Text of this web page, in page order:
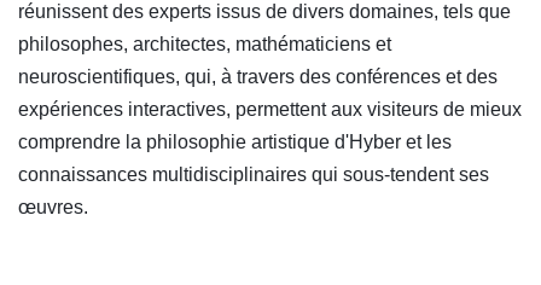
réunissent des experts issus de divers domaines, tels que
philosophes, architectes, mathématiciens et
neuroscientifiques, qui, à travers des conférences et des
expériences interactives, permettent aux visiteurs de mieux
comprendre la philosophie artistique d'Hyber et les
connaissances multidisciplinaires qui sous-tendent ses
œuvres.